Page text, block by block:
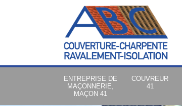
ENTREPRISE DE
MAÇONNERIE,
MAÇON 41
COUVREUR
41